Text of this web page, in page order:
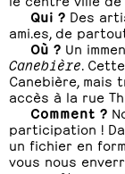
Qui ? Des
ami.es, de
Où ? Un
Canebière .
Canebière, mais
accès à la rue
Comment ?
participation !
un fichier en
vous nous